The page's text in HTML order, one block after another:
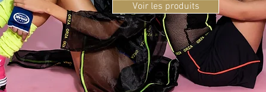
Voir les produits